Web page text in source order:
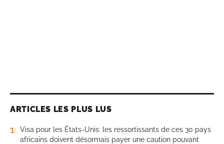
ARTICLES LES PLUS LUS
1
Visa pour les États-Unis: les ressortissants de ces 30 pays
africains doivent désormais payer une caution pouvant